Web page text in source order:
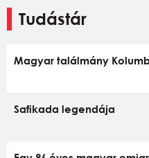
Tudástár
Magyar találmány
Safikada legendája